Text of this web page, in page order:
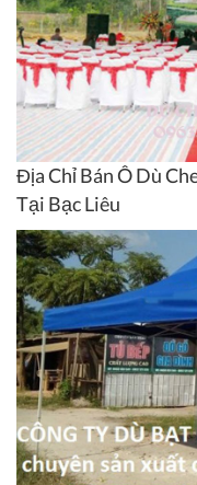
Địa Chỉ Bán Ô Dù
Tại Bạc Liêu